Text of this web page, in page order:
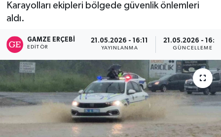
Karayolları ekipleri bölgede güvenlik önlemleri
aldı.
GAMZE ERÇEBI
EDITÖR
21.05.2026 - 16:11
YAYINLANMA
21.05.2026 -
GÜNCELLEME
RESMİ İLAN
SİYASET
SAĞLIK
GÜNCEL
RESMİ İLAN
Haber Arşivi